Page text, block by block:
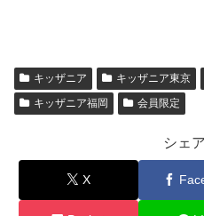
キッザニア キッザニア東京
キッザニア福岡
会員限定
シェ
X